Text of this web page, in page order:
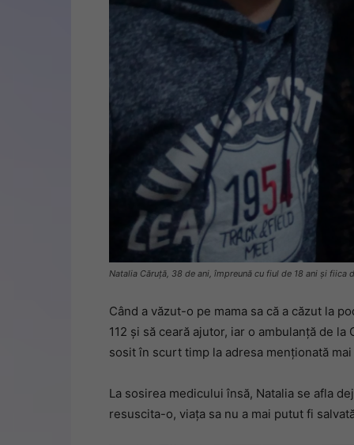
Natalia Căruță, 38 de ani, împreună cu fiul de 18 ani și fiica
Când a văzut-o pe mama sa că a căzut la
112 și să ceară ajutor, iar o ambulanță de
sosit în scurt timp la adresa menționată mai
La sosirea medicului însă, Natalia se afla
resuscita-o, viața sa nu a mai putut fi